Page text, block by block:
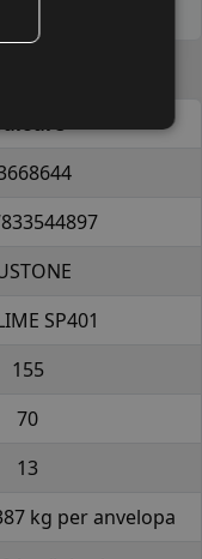
SP401
155
70
13
kg per anvelopa